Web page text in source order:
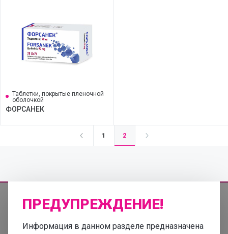
Таблетки, покрытые пленочной
оболочкой
ФОРСАНЕК
1 2
ПРЕДУПРЕЖДЕНИЕ!
Информация в данном разделе предназначена
Информация, представленная на этом сайте, не должна